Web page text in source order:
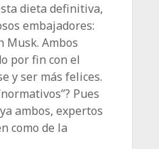
dieta definitiva,
embajadores:
Musk. Ambos
por fin con el
y ser más felices.
Pues
ambos, expertos
como de la